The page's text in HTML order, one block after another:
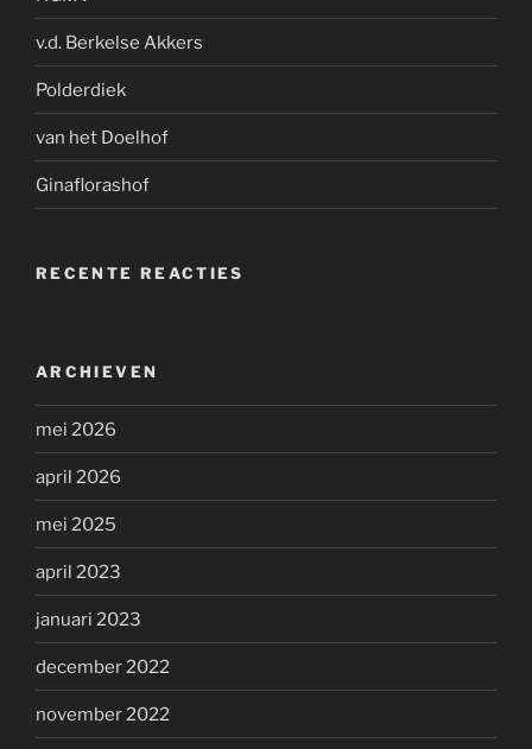
v.d. Berkelse Akkers
Polderdiek
van het Doelhof
Ginaflorashof
RECENTE REACTIES
ARCHIEVEN
mei 2026
april 2026
mei 2025
april 2023
januari 2023
december 2022
november 2022